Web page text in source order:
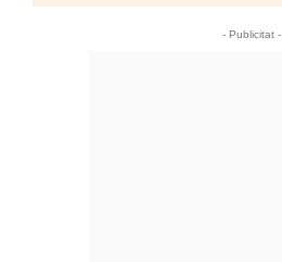
- Publicitat -